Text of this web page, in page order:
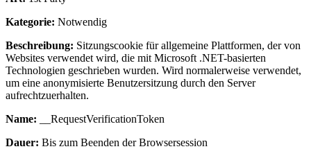
Kategorie: Notwendig
Beschreibung: Sitzungscookie für allgemeine Plattformen, der von
Websites verwendet wird, die mit Microsoft .NET-basierten
Technologien geschrieben wurden. Wird normalerweise verwendet,
um eine anonymisierte Benutzersitzung durch den Server
aufrechtzuerhalten.
Name: __RequestVerificationToken
Dauer: Bis zum Beenden der Browsersession